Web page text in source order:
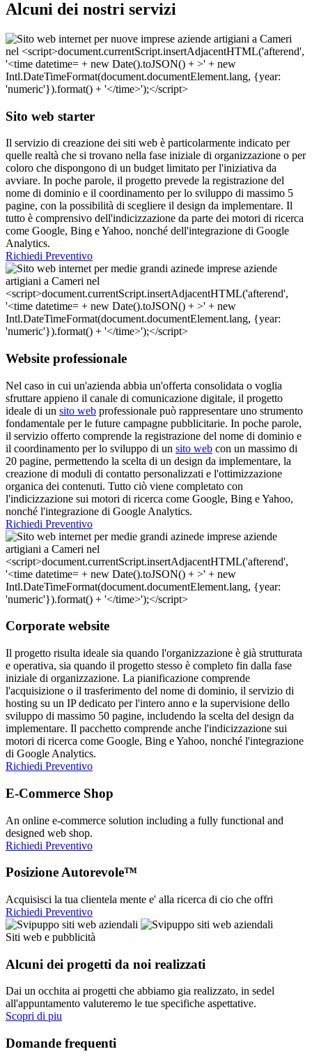
Alcuni dei nostri servizi
Sito web starter
Il servizio di creazione dei siti web è particolarmente indicato per
quelle realtà che si trovano nella fase iniziale di organizzazione o per
coloro che dispongono di un budget limitato per l'iniziativa da
avviare. In poche parole, il progetto prevede la registrazione del
nome di dominio e il coordinamento per lo sviluppo di massimo 5
pagine, con la possibilità di scegliere il design da implementare. Il
tutto è comprensivo dell'indicizzazione da parte dei motori di ricerca
come Google, Bing e Yahoo, nonché dell'integrazione di Google
Analytics.
Richiedi Preventivo
Website professionale
Nel caso in cui un'azienda abbia un'offerta consolidata o voglia
sfruttare appieno il canale di comunicazione digitale, il progetto
ideale di un sito web professionale può rappresentare uno strumento
fondamentale per le future campagne pubblicitarie. In poche parole,
il servizio offerto comprende la registrazione del nome di dominio e
il coordinamento per lo sviluppo di un sito web con un massimo di
20 pagine, permettendo la scelta di un design da implementare, la
creazione di moduli di contatto personalizzati e l'ottimizzazione
organica dei contenuti. Tutto ciò viene completato con
l'indicizzazione sui motori di ricerca come Google, Bing e Yahoo,
nonché l'integrazione di Google Analytics.
Richiedi Preventivo
Corporate website
Il progetto risulta ideale sia quando l'organizzazione è già strutturata
e operativa, sia quando il progetto stesso è completo fin dalla fase
iniziale di organizzazione. La pianificazione comprende
l'acquisizione o il trasferimento del nome di dominio, il servizio di
hosting su un IP dedicato per l'intero anno e la supervisione dello
sviluppo di massimo 50 pagine, includendo la scelta del design da
implementare. Il pacchetto comprende anche l'indicizzazione sui
motori di ricerca come Google, Bing e Yahoo, nonché l'integrazione
di Google Analytics.
Richiedi Preventivo
E-Commerce Shop
An online e-commerce solution including a fully functional and
designed web shop.
Richiedi Preventivo
Posizione Autorevole™
Acquisisci la tua clientela mente e' alla ricerca di cio che offri
Richiedi Preventivo
Siti web e pubblicità
Alcuni dei progetti da noi realizzati
Dai un occhita ai progetti che abbiamo gia realizzato, in sedel
all'appuntamento valuteremo le tue specifiche aspettative.
Scopri di piu
Domande frequenti